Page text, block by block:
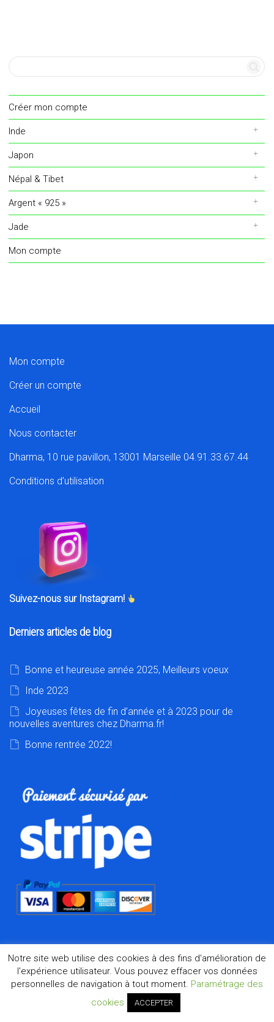
Créer mon compte
Inde
Japon
Népal & Tibet
Argent « 925 »
Jade
Mon compte
Mon compte
Créer un compte
Accueil
Nous contacter
Dharma, 10 rue pavillon, 13001 Marseille 04.91.33.67.44
Conditions d’utilisation
Suivez-nous sur Instagram!
Derniers articles de blog
Bonne et heureuse année 2025, Meilleurs voeux
Inde 2023
Joyeuses fêtes de fin d’année et à 2023 pour de
nouvelles aventures chez Dharma.fr!
Bonne rentrée 2022!
©2026 Dharma.fr, la boutique de l'Asie à Marseille depuis
1998
Notre site web utilise des cookies à des fins d'amélioration de
l'expérience utilisateur. Vous pouvez effacer vos données
personnelles de navigation à tout moment. Paramétrage des
cookies
ACCEPTER